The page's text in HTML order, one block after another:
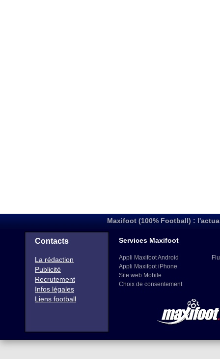
Maxifoot (100% Football) :
Contacts
La rédaction
Publicité
Recrutement
Infos légales
Liens football
Services Maxifoot
Appli Maxifoot Android
Appli Maxifoot iPhone
Site web Mobile
Choix de consentement